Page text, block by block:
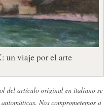
un viaje por el arte
del artículo original en italiano se
Nos comprometemos a